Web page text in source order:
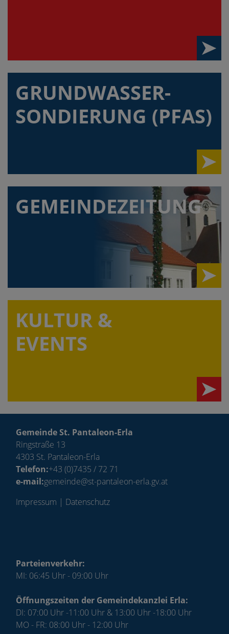
GRUNDWASSER-
SONDIERUNG (PFAS)
GEMEINDEZEITUNG
KULTUR &
EVENTS
Gemeinde St. Pantaleon-Erla
Ringstraße 13
4303 St. Pantaleon-Erla
Telefon:+43 (0)7435 / 72 71
e-mail:gemeinde@st-pantaleon-erla.gv.at
Impressum | Datenschutz
Parteienverkehr:
MI: 06:45 Uhr - 09:00 Uhr
Öffnungszeiten der Gemeindekanzlei Erla:
DI: 07:00 Uhr -11:00 Uhr & 13:00 Uhr -18:00 Uhr
MO - FR: 08:00 Uhr - 12:00 Uhr